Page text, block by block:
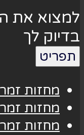
למצוא את
בדיוק לך
תפריט
מחזות זמר
מחזות זמר
מחזות